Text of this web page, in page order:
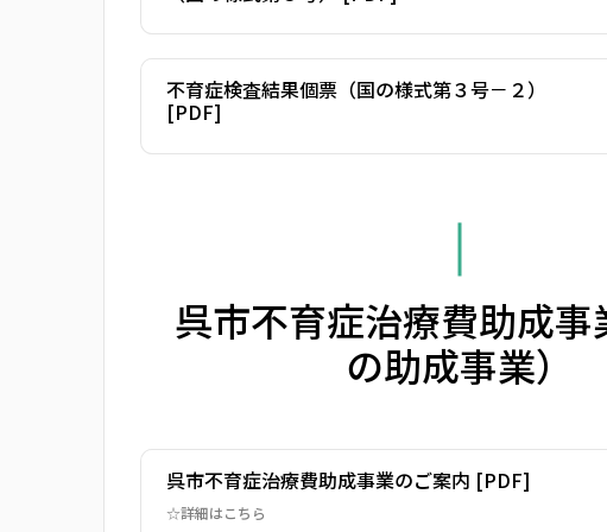
不育症検査結果個票（国の様式第３号－２）
[PDF]
呉市不育症治療費助成事
の助成事業）
呉市不育症治療費助成事業のご案内 [PDF]
☆詳細はこちら